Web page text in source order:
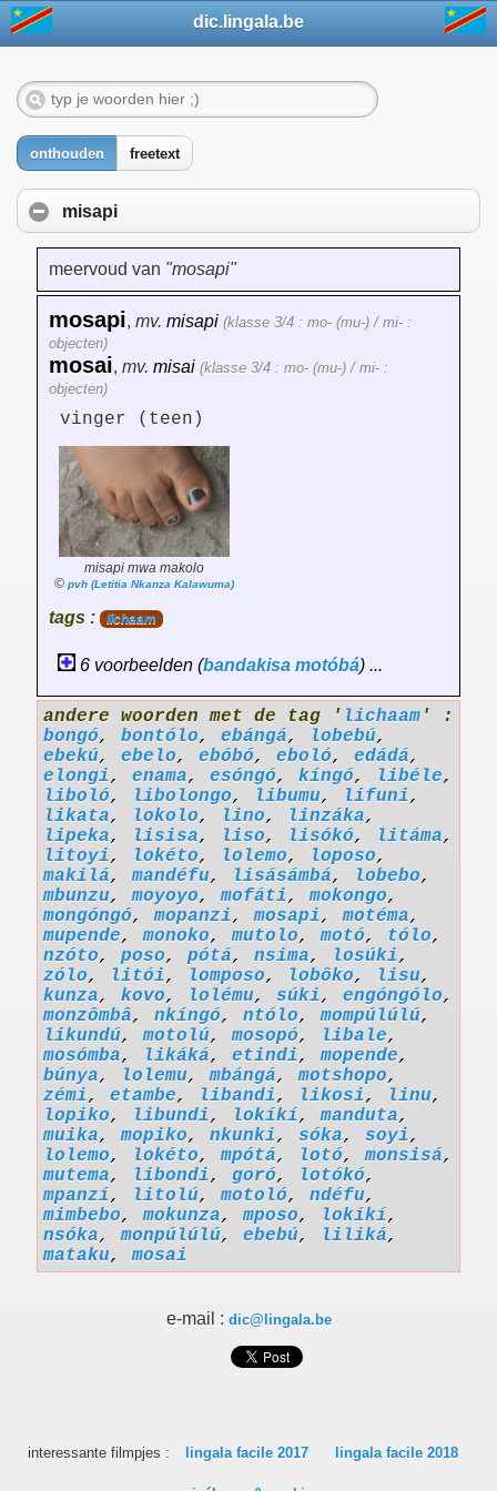
dic.lingala.be
onthouden freetext
misapi
meervoud van "mosapi"
mosapi, mv. misapi (klasse 3/4 : mo- (mu-) / mi- :
objecten)
mosai, mv. misai (klasse 3/4 : mo- (mu-) / mi- :
objecten)
vinger (teen)
misapi mwa makolo
© pvh (Letitia Nkanza Kalawuma)
tags : lichaam
6 voorbeelden (bandakisa motóbá) ...
andere woorden met de tag ' lichaam ' :
bongó, bontólo, ebángá, lobebú,
ebekú, ebelo, ebóbó, eboló, edádá,
elongi, enama, esóngó, kíngó, libéle,
liboló, libolongo, libumu, lifuni,
likata, lokolo, lino, linzáka,
lipeka, lisisa, liso, lisókó, litáma,
litoyi, lokéto, lolemo, loposo,
makilá,mandéfu, lisásámbá, lobebo,
mbunzu,moyoyo,mofáti,mokongo,
mongóngó,mopanzi,mosapi,motéma,
mupende,monoko,mutolo,motó, tólo,
nzóto, poso, pótá, nsima, losúki,
zólo, litói, lomposo, lobôko, lisu,
kunza, kovo, lolému, súki, engóngólo,
monzômbâ, nkíngó, ntólo,mompúlúlú,
likundú,motolú,mosopó, libale,
mosómba, likáká, etindi,mopende,
búnya, lolemu,mbángá,motshopo,
zémi, etambe, libandi, likosi, linu,
lopiko, libundi, lokíkí,manduta,
muika,mopiko, nkunki, sóka, soyi,
lolemo, lokéto,mpótá, lotó,monsisá,
mutema, libondi, goró, lotókó,
mpanzí, litolú,motoló, ndéfu,
mimbebo,mokunza,mposo, lokíkí,
nsóka,monpúlúlú, ebebú, liliká,
mataku,mosai
e-mail : dic@lingala.be
interessante filmpjes : lingala facile 2017 lingala facile 2018